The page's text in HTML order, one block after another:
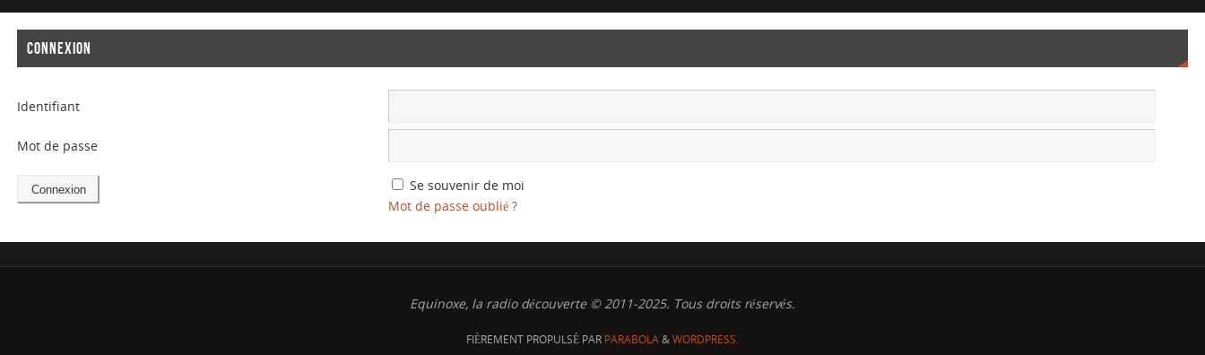
CONNEXION
Identifiant
Mot de passe
Se souvenir de moi
Mot de passe oublié ?
Equinoxe, la radio découverte © 2011-2025. Tous droits réservés.
FIÈREMENT PROPULSÉ PAR PARABOLA&WORDPRESS.